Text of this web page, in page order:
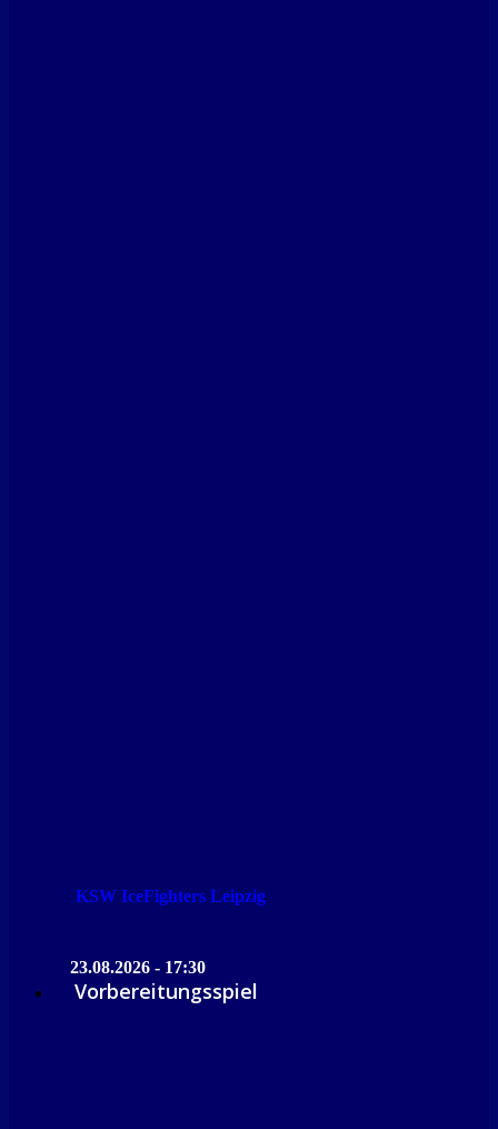
KSW IceFighters Leipzig
23.08.2026 - 17:30
Vorbereitungsspiel